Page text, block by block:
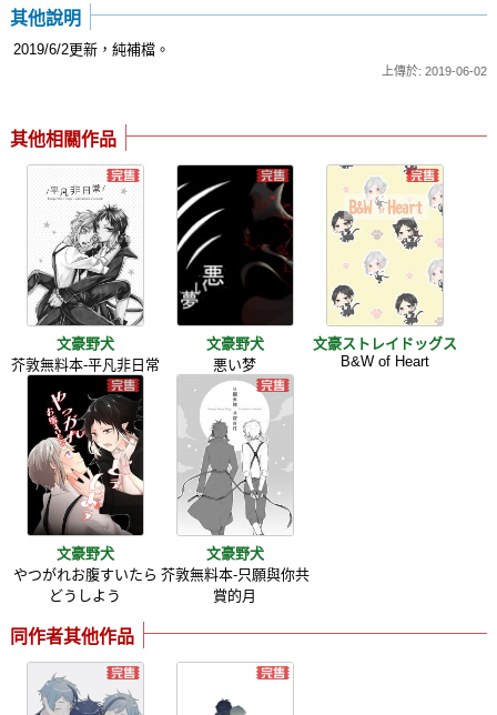
其他說明
2019/6/2更新，純補檔。
上傳於: 2019-06-02
其他相關作品
文豪野犬
芥敦無料本-平凡非日常
文豪野犬
悪い梦
文豪ストレイドッグス
B&W of Heart
文豪野犬
やつがれお腹すいたら
どうしよう
文豪野犬
芥敦無料本-只願與你共
賞的月
同作者其他作品